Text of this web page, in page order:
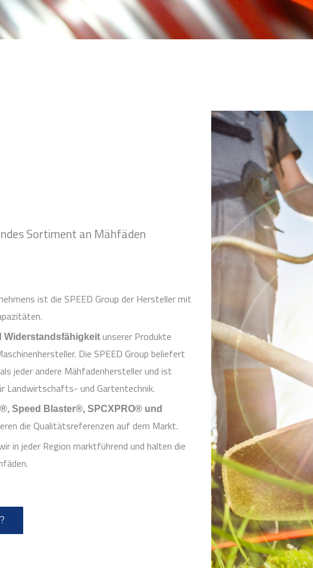
Sortiment an Mähfäden
ist die SPEED Group der Hersteller mit
Widerstandsfähigkeit unserer Produkte
Die SPEED Group beliefert
jeder andere Mähfadenhersteller und ist
Landwirtschafts- und Gartentechnik.
Speed Blaster®, SPCXPRO® und
die Qualitätsreferenzen auf dem Markt.
in jeder Region marktführend und halten die